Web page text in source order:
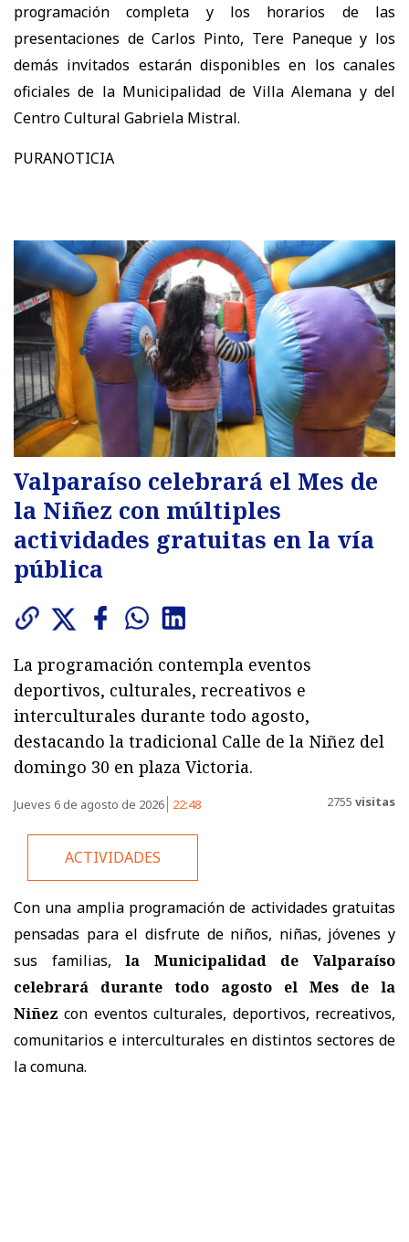
programación completa y los horarios de las
presentaciones de Carlos Pinto, Tere Paneque y los
demás invitados estarán disponibles en los canales
oficiales de la Municipalidad de Villa Alemana y del
Centro Cultural Gabriela Mistral.
PURANOTICIA
Valparaíso celebrará el Mes de
la Niñez con múltiples
actividades gratuitas en la vía
pública
La programación contempla eventos
deportivos, culturales, recreativos e
interculturales durante todo agosto,
destacando la tradicional Calle de la Niñez del
domingo 30 en plaza Victoria.
Jueves 6 de agosto de 2026 22:48 2755 visitas
ACTIVIDADES
Con una amplia programación de actividades gratuitas
pensadas para el disfrute de niños, niñas, jóvenes y
sus familias,la Municipalidad de Valparaíso
celebrará durante todo agosto el Mes de la
Niñez con eventos culturales, deportivos, recreativos,
comunitarios e interculturales en distintos sectores de
la comuna.